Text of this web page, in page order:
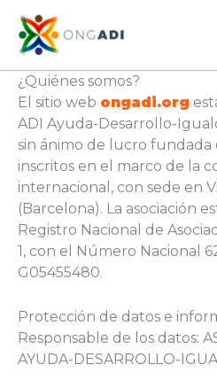
contenido
¿Quiénes somos?
El sitio web ongadi.org
ADI Ayuda-Desarrollo-
sin ánimo de lucro fundada
inscritos en el marco de la
internacional, con sede en
(Barcelona). La asociación
Registro Nacional de
1, con el Número Nacional
G05455480.
Protección de datos e
Responsable de los datos:
AYUDA-DESARROLLO-